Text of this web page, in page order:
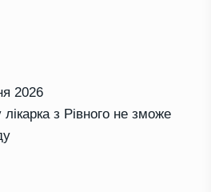
2026
з Рівного не зможе